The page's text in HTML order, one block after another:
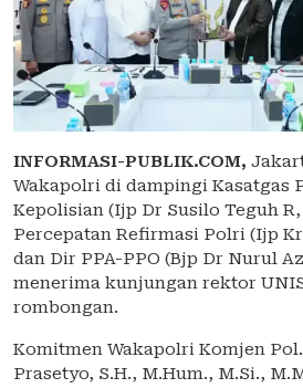
INFORMASI-PUBLIK.COM,
Wakapolri di dampingi Kasatgas
Kepolisian (Ijp Dr Susilo Teguh
Percepatan Refirmasi Polri (Ijp
dan Dir PPA-PPO (Bjp Dr Nurul
menerima kunjungan rektor
rombongan.
Komitmen Wakapolri Komjen
Prasetyo, S.H., M.Hum., M.Si.,